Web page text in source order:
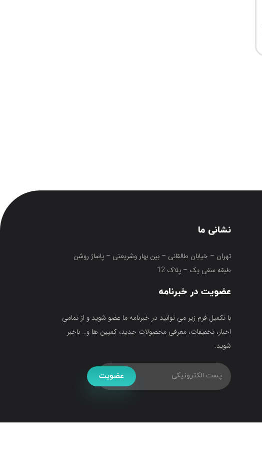
نشانی ما
تهران – خیابان طالقانی – بین بهار وشریعتی – پاساژ روشن
طبقه منفی یک – پلاک 12
عضویت در خبرنامه
با تکمیل فرم زیر می توانید در خبرنامه ما عضو شوید و از تمامی
اخبار، تخفیفات، معرفی محصولات جدید، کمپین ها و… باخبر
شوید.
عضویت